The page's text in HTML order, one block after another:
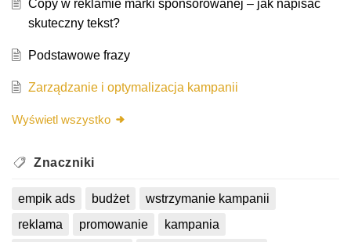
Copy w reklamie marki sponsorowanej – jak napisać
skuteczny tekst?
Podstawowe frazy
Zarządzanie i optymalizacja kampanii
Wyświetl wszystko
Znaczniki
empik ads budżet
wstrzymanie kampanii
reklama
promowanie
kampania